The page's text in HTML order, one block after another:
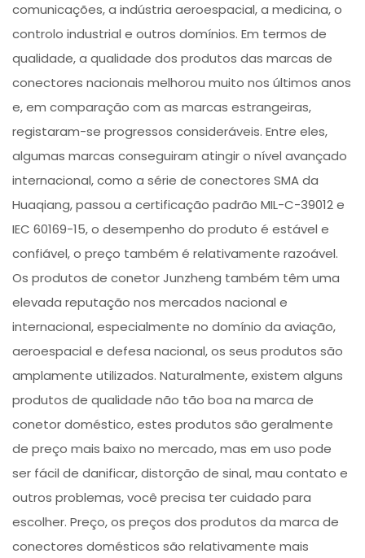
comunicações, a indústria aeroespacial, a medicina, o
controlo industrial e outros domínios. Em termos de
qualidade, a qualidade dos produtos das marcas de
conectores nacionais melhorou muito nos últimos anos
e, em comparação com as marcas estrangeiras,
registaram-se progressos consideráveis. Entre eles,
algumas marcas conseguiram atingir o nível avançado
internacional, como a série de conectores SMA da
Huaqiang, passou a certificação padrão MIL-C-39012 e
IEC 60169-15, o desempenho do produto é estável e
confiável, o preço também é relativamente razoável.
Os produtos de conetor Junzheng também têm uma
elevada reputação nos mercados nacional e
internacional, especialmente no domínio da aviação,
aeroespacial e defesa nacional, os seus produtos são
amplamente utilizados. Naturalmente, existem alguns
produtos de qualidade não tão boa na marca de
conetor doméstico, estes produtos são geralmente
de preço mais baixo no mercado, mas em uso pode
ser fácil de danificar, distorção de sinal, mau contato e
outros problemas, você precisa ter cuidado para
escolher. Preço, os preços dos produtos da marca de
conectores domésticos são relativamente mais